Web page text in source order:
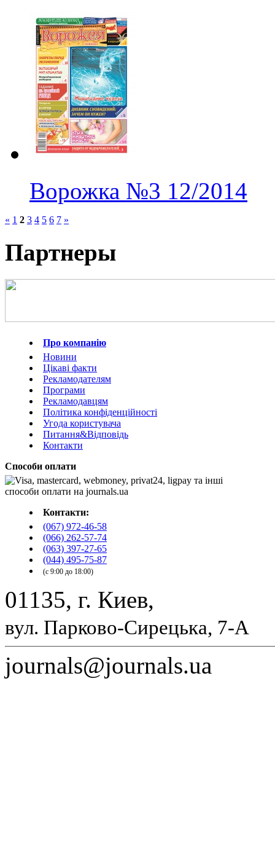
Ворожка №3 12/2014
« 1 2 3 4 5 6 7 »
Партнеры
Про компанію
Новини
Цікаві факти
Рекламодателям
Програми
Рекламодавцям
Політика конфіденційності
Угода користувача
Питання&Відповідь
Контакти
Способи оплати
Контакти:
(067) 972-46-58
(066) 262-57-74
(063) 397-27-65
(044) 495-75-87
(с 9:00 до 18:00)
01135, г. Киев,
вул. Парково-Сирецька, 7-А
journals@journals.ua